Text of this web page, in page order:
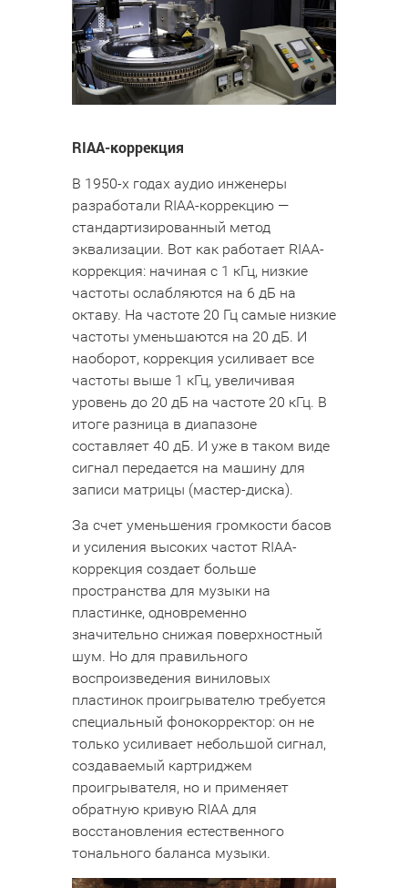
RIAA-коррекция
В 1950-х годах аудио инженеры
разработали RIAA-коррекцию —
стандартизированный метод
эквализации. Вот как работает RIAA-
коррекция: начиная с 1 кГц, низкие
частоты ослабляются на 6 дБ на
октаву. На частоте 20 Гц самые низкие
частоты уменьшаются на 20 дБ. И
наоборот, коррекция усиливает все
частоты выше 1 кГц, увеличивая
уровень до 20 дБ на частоте 20 кГц. В
итоге разница в диапазоне
составляет 40 дБ. И уже в таком виде
сигнал передается на машину для
записи матрицы (мастер-диска).
За счет уменьшения громкости басов
и усиления высоких частот RIAA-
коррекция создает больше
пространства для музыки на
пластинке, одновременно
значительно снижая поверхностный
шум. Но для правильного
воспроизведения виниловых
пластинок проигрывателю требуется
специальный фонокорректор: он не
только усиливает небольшой сигнал,
создаваемый картриджем
проигрывателя, но и применяет
обратную кривую RIAA для
восстановления естественного
тонального баланса музыки.